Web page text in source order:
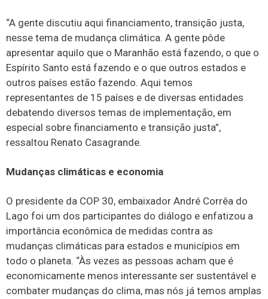
“A gente discutiu aqui financiamento, transição justa,
nesse tema de mudança climática. A gente pôde
apresentar aquilo que o Maranhão está fazendo, o que o
Espírito Santo está fazendo e o que outros estados e
outros países estão fazendo. Aqui temos
representantes de 15 países e de diversas entidades
debatendo diversos temas de implementação, em
especial sobre financiamento e transição justa”,
ressaltou Renato Casagrande.
Mudanças climáticas e economia
O presidente da COP 30, embaixador André Corrêa do
Lago foi um dos participantes do diálogo e enfatizou a
importância econômica de medidas contra as
mudanças climáticas para estados e municípios em
todo o planeta. “Às vezes as pessoas acham que é
economicamente menos interessante ser sustentável e
combater mudanças do clima, mas nós já temos amplas